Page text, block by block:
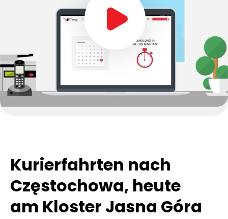
Kurierfahrten nach
Częstochowa, heute
am Kloster Jasna Góra